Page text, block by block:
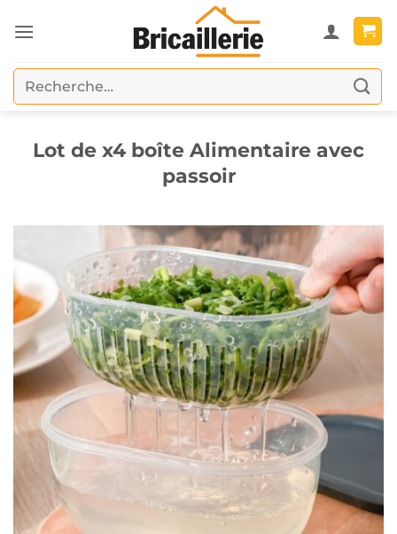
au
Recherche
pour :
Lot de x4 boîte Alimentaire avec
passoir